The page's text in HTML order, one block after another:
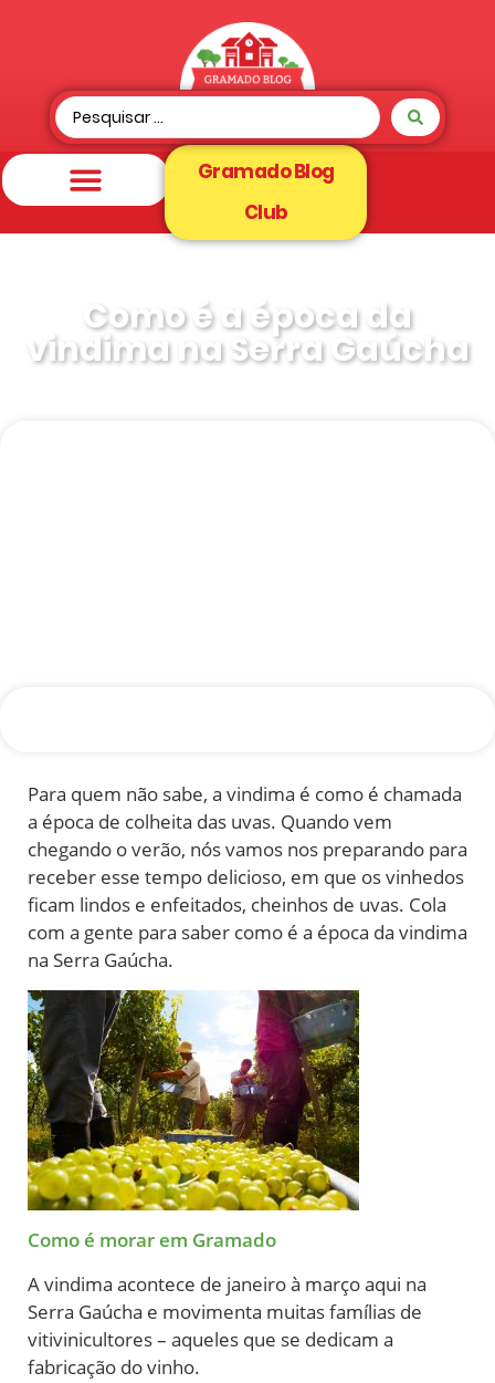
Gramado Blog
Club
Como é a época da
vindima na Serra Gaúcha
Para quem não sabe, a vindima é como é chamada
a época de colheita das uvas. Quando vem
chegando o verão, nós vamos nos preparando para
receber esse tempo delicioso, em que os vinhedos
ficam lindos e enfeitados, cheinhos de uvas. Cola
com a gente para saber como é a época da vindima
na Serra Gaúcha.
Como é morar em Gramado
A vindima acontece de janeiro à março aqui na
Serra Gaúcha e movimenta muitas famílias de
vitivinicultores – aqueles que se dedicam a
fabricação do vinho.